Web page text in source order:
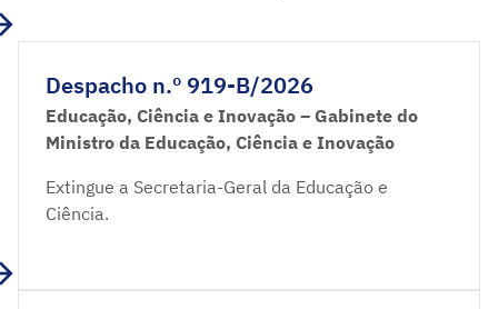
Despacho n.º 919-B/2026
Educação, Ciência e Inovação – Gabinete do
Ministro da Educação, Ciência e Inovação
Extingue a Secretaria-Geral da Educação e
Ciência.